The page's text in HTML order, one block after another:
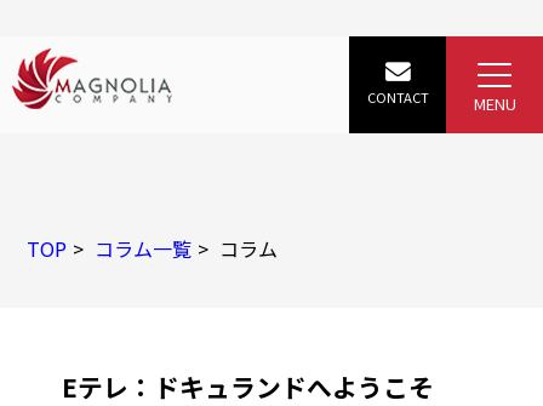
TOP コラム一覧 コラム
Eテレ：ドキュランドへようこそ